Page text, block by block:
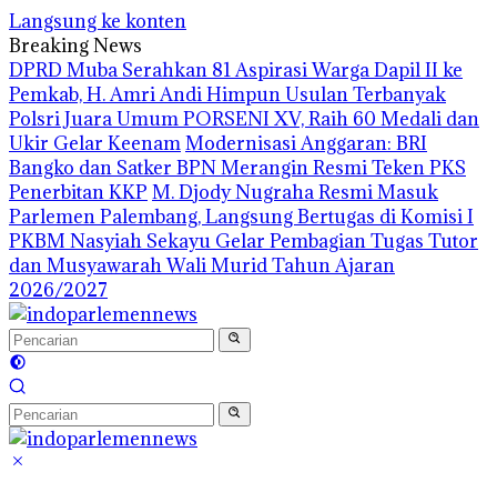
Langsung ke konten
Breaking News
DPRD Muba Serahkan 81 Aspirasi Warga Dapil II ke
Pemkab, H. Amri Andi Himpun Usulan Terbanyak
Polsri Juara Umum PORSENI XV, Raih 60 Medali dan
Ukir Gelar KeenamModernisasi Anggaran: BRI
Bangko dan Satker BPN Merangin Resmi Teken PKS
Penerbitan KKP M. Djody Nugraha Resmi Masuk
Parlemen Palembang, Langsung Bertugas di Komisi I
PKBM Nasyiah Sekayu Gelar Pembagian Tugas Tutor
dan Musyawarah Wali Murid Tahun Ajaran
2026/2027